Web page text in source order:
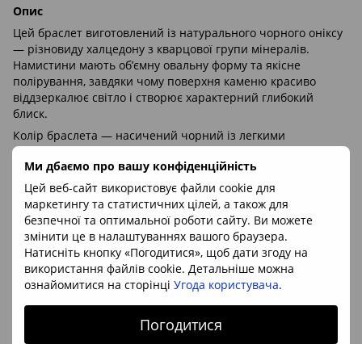
Ми дбаємо про вашу конфіденційність
Цей веб-сайт використовує файли cookie для
маркетингу та статистичних цілей, а також для
безпечної та оптимальної роботи сайту. Ви можете
змінити це в налаштуваннях вашого браузера.
Натисніть кнопку «Погодитися», щоб дати згоду на
використання файлів cookie. Детальніше можна
ознайомитися на сторінці Угода користувача.
Погодитися
Опис
Цей браслет виготовлений із натурального чорного оніксу
— різновиду халцедону з кварцової групи мінералів.
Намистини мають об’ємну овальну форму та якісне
полірування, завдяки чому поверхня каменю красиво
віддзеркалює світло і створює характерний глибокий
блиск.
Колір браслета — насичений чорний із легкими
природними нюансами відтінку під різним освітленням.
Саме така стримана й універсальна гама зробила онікс
одним із найпопулярніших декоративних каменів у
прикрасах.
Намистини не виглядають “штамповано”: помітна легка
природна різниця форми та блиску, характерна для
виробів із натурального каменю. Поверхня має скляний
блиск, типовий для добре полірованого халцедону.
Про натуральність каменю
натурального нефарбованого оніксу. По фото видно ознаки